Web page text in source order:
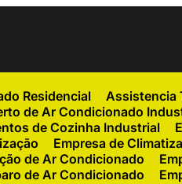
Residencial
Assistencia
de Ar Condicionado
de Cozinha Industrial
Empresa de
de Ar Condicionado
de Ar Condicionado